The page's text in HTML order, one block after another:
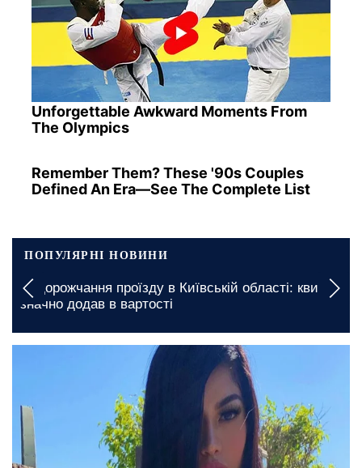
Unforgettable Awkward Moments From
The Olympics
Remember Them? These '90s Couples
Defined An Era—See The Complete List
ПОПУЛЯРНІ НОВИНИ
Подорожчання проїзду в Київській області: квиток
значно додав в вартості